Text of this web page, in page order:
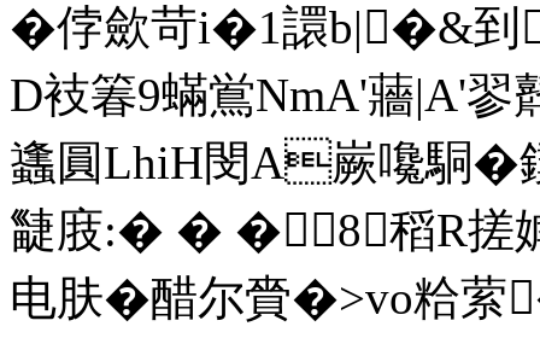
�侼歛苛i�1譞b|�&到
D衼箺9蟎鴬NmA'蘠|A'翏
蠭圓LhiH閔A嶡嚵駧
疀庪:� � �8稻R搓
电肤�醋尔賫�>vo粭萦